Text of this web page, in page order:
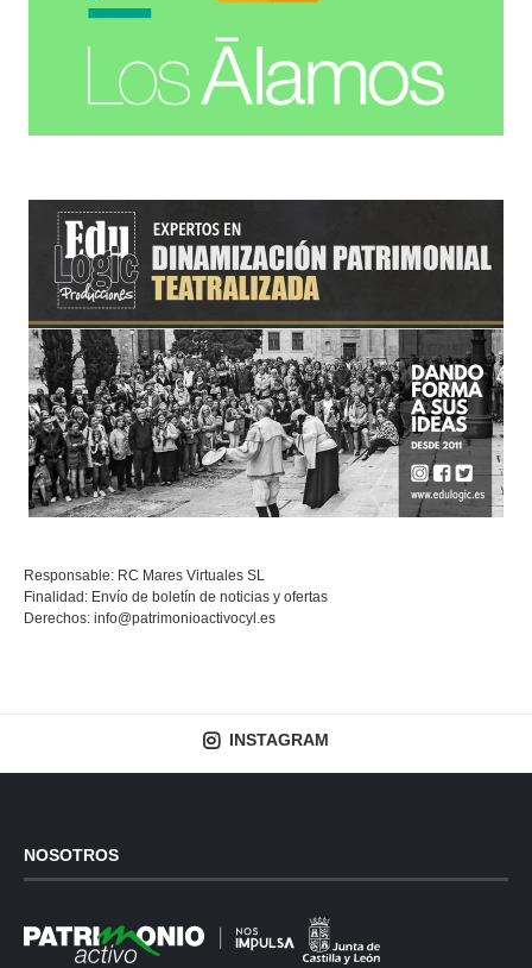
Responsable: RC Mares Virtuales SL
Finalidad: Envío de boletín de noticias y ofertas
Derechos: info@patrimonioactivocyl.es
INSTAGRAM
NOSOTROS